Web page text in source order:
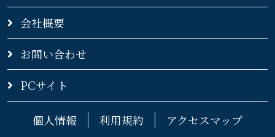
会社概要
お問い合わせ
PCサイト
個人情報 利用規約 アクセスマップ